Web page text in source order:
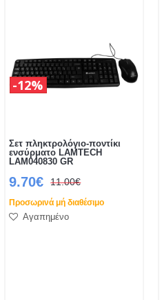
Σετ πληκτρολόγιο-ποντίκι
ενσύρματο LAMTECH
LAM040830 GR
9.70€ 11.00€
12%
Προσωρινά μή διαθέσιμο
Αγαπημένο